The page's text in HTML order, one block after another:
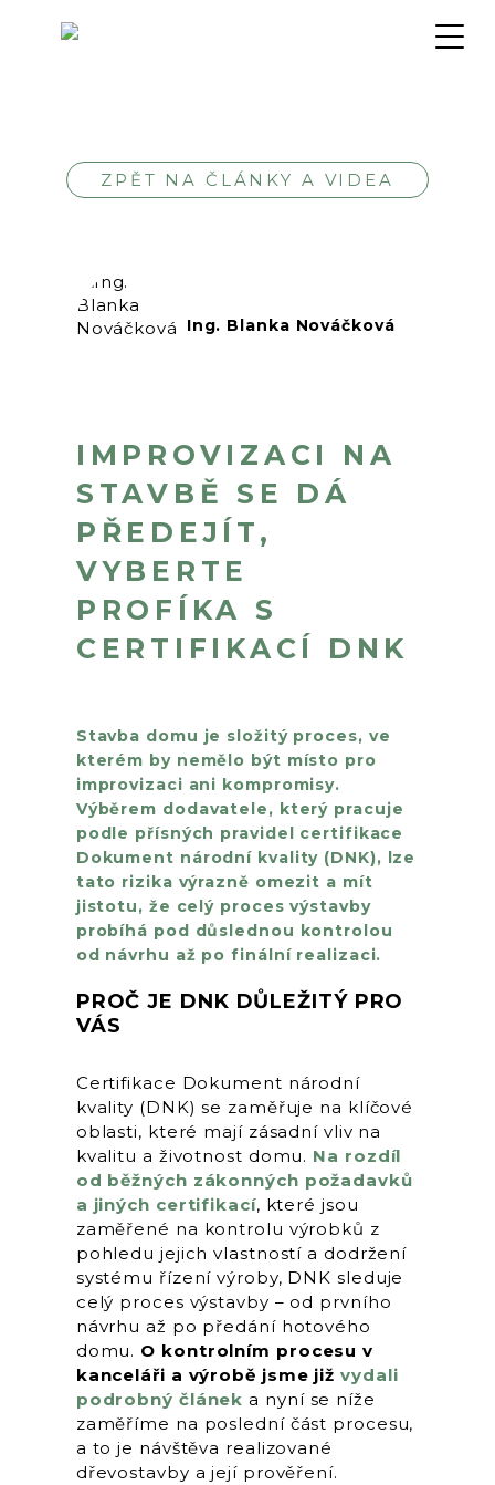
ZPĚT NA ČLÁNKY A VIDEA
Ing. Blanka Nováčková
IMPROVIZACI NA
STAVBĚ SE DÁ
PŘEDEJÍT,
VYBERTE
PROFÍKA S
CERTIFIKACÍ DNK
Stavba domu je složitý proces, ve
kterém by nemělo být místo pro
improvizaci ani kompromisy.
Výběrem dodavatele, který pracuje
podle přísných pravidel certifikace
Dokument národní kvality (DNK), lze
tato rizika výrazně omezit a mít
jistotu, že celý proces výstavby
probíhá pod důslednou kontrolou
od návrhu až po finální realizaci.
PROČ JE DNK DŮLEŽITÝ PRO
VÁS
Certifikace Dokument národní
kvality (DNK) se zaměřuje na klíčové
oblasti, které mají zásadní vliv na
kvalitu a životnost domu. Na rozdíl
od běžných zákonných požadavků
a jiných certifikací, které jsou
zaměřené na kontrolu výrobků z
pohledu jejich vlastností a dodržení
systému řízení výroby, DNK sleduje
celý proces výstavby – od prvního
návrhu až po předání hotového
domu. O kontrolním procesu v
kanceláři a výrobě jsme již vydali
podrobný článek a nyní se níže
zaměříme na poslední část procesu,
a to je návštěva realizované
dřevostavby a její prověření.